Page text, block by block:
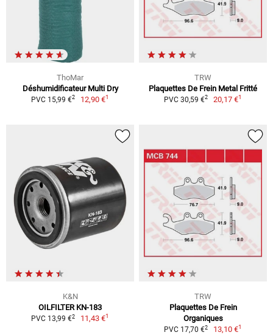
ThoMar
Déshumidificateur Multi Dry
PVC 15,99 €2 12,90 €1
TRW
Plaquettes De Frein Metal Fritté
PVC 30,59 €2 20,17 €1
K&N
OILFILTER KN-183
PVC 13,99 €2 11,43 €1
TRW
Plaquettes De Frein
Organiques
PVC 17,70 €2 13,10 €1